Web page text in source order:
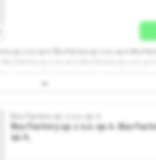
sp. z o.o. sp. k.
Bus Factory sp. z o.o. sp. k.
Bus Factory sp. z o.o. sp. k. Bus
sp. k.